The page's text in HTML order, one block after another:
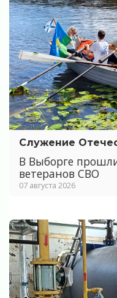
Служение
В Выборге
ветеранов СВО
07 августа 2026